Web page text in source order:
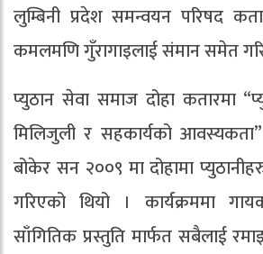
लुम्बिनी प्रदेश समन्वयन परिषद
कमलमणि गुँरागाइलाई संमान समेत
प्युठान सेवा समाज दोहा कतारमा
मिलिजुली र सहकार्यको
बोकेर सन २००९ मा दोहामा
गरिएको थियो । कार्यक्रममा
साँगितिक प्रस्तुति मार्फत सबैलाई